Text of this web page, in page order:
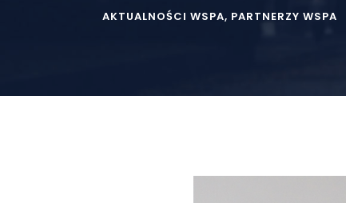
AKTUALNOŚCI WSPA, PARTNERZY WSPA